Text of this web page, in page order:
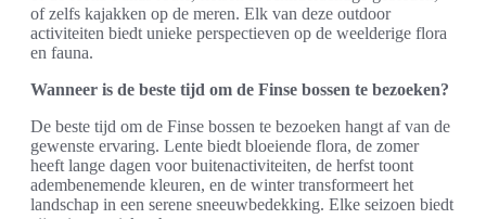
of zelfs kajakken op de meren. Elk van deze outdoor
activiteiten biedt unieke perspectieven op de weelderige flora
en fauna.
Wanneer is de beste tijd om de Finse bossen te bezoeken?
De beste tijd om de Finse bossen te bezoeken hangt af van de
gewenste ervaring. Lente biedt bloeiende flora, de zomer
heeft lange dagen voor buitenactiviteiten, de herfst toont
adembenemende kleuren, en de winter transformeert het
landschap in een serene sneeuwbedekking. Elke seizoen biedt